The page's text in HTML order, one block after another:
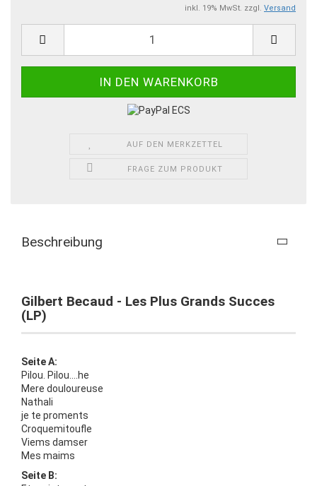
inkl. 19% MwSt. zzgl. Versand
AUF DEN MERKZETTEL
FRAGE ZUM PRODUKT
Beschreibung
Gilbert Becaud - Les Plus Grands Succes
(LP)
Seite A:
Pilou. Pilou....he
Mere douloureuse
Nathali
je te proments
Croquemitoufle
Viems damser
Mes maims
Seite B: